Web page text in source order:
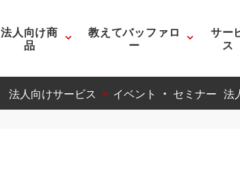
法人向け商
品
教えてバッファロ
ー
サー
ス
法人向けサービス イベント ・ セミナー 法